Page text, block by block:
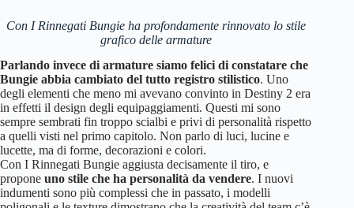
Con I Rinnegati Bungie ha profondamente rinnovato lo stile
grafico delle armature
Parlando invece di armature siamo felici di constatare che
Bungie abbia cambiato del tutto registro stilistico. Uno
degli elementi che meno mi avevano convinto in Destiny 2 era
in effetti il design degli equipaggiamenti. Questi mi sono
sempre sembrati fin troppo scialbi e privi di personalità rispetto
a quelli visti nel primo capitolo. Non parlo di luci, lucine e
lucette, ma di forme, decorazioni e colori.
Con I Rinnegati Bungie aggiusta decisamente il tiro, e
propone uno stile che ha personalità da vendere. I nuovi
indumenti sono più complessi che in passato, i modelli